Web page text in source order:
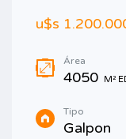
u$s
Área
4050 M²
Tipo
Galpon